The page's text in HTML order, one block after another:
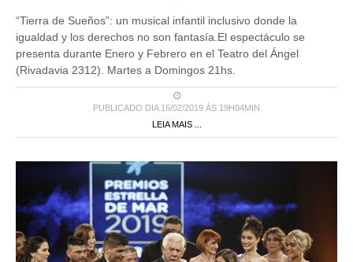
“Tierra de Sueños”: un musical infantil inclusivo donde la
igualdad y los derechos no son fantasía.El espectáculo se
presenta durante Enero y Febrero en el Teatro del Ángel
(Rivadavia 2312). Martes a Domingos 21hs.
PUBLICADO DIA 16/02/2019 ÀS 19H04MIN
LEIA MAIS ...